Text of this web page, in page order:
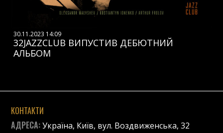
30.11.2023 14:09
32JAZZCLUB ВИПУСТИВ ДЕБЮТНИЙ
АЛЬБОМ
КОНТАКТИ
АДРЕСА:Україна, Київ, вул. Воздвиженська, 32